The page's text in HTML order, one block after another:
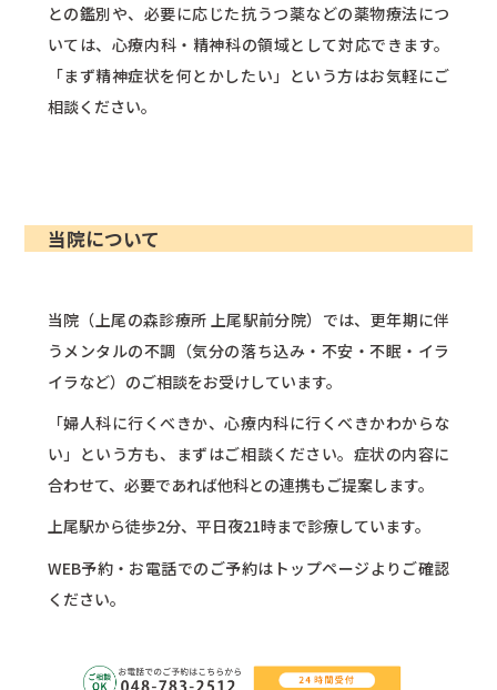
との鑑別や、必要に応じた抗うつ薬などの薬物療法につ
いては、心療内科・精神科の領域として対応できます。
「まず精神症状を何とかしたい」という方はお気軽にご
相談ください。
当院について
当院（上尾の森診療所 上尾駅前分院）では、更年期に伴
うメンタルの不調（気分の落ち込み・不安・不眠・イラ
イラなど）のご相談をお受けしています。
「婦人科に行くべきか、心療内科に行くべきかわからな
い」という方も、まずはご相談ください。症状の内容に
合わせて、必要であれば他科との連携もご提案します。
上尾駅から徒歩2分、平日夜21時まで診療しています。
WEB予約・お電話でのご予約はトップページよりご確認
ください。